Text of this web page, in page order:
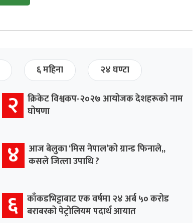
६ महिना २४ घण्टा
२ क्रिकेट विश्वकप-२०२७ आयोजक देशहरूको नाम
घोषणा
४ आज बेलुका ‘मिस नेपाल’को ग्रान्ड फिनाले,,
कसले जित्ला उपाधि ?
६ काँकडभिट्टाबाट एक वर्षमा २४ अर्ब ५० करोड
बराबरको पेट्रोलियम पदार्थ आयात